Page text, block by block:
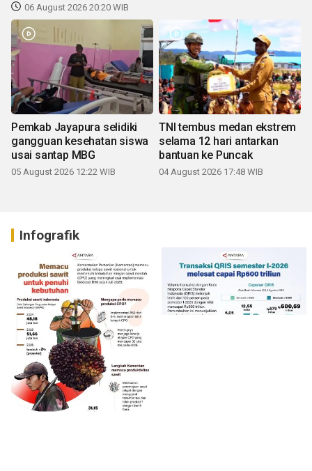
06 August 2026 20:20 WIB
Pemkab Jayapura selidiki
gangguan kesehatan siswa
usai santap MBG
05 August 2026 12:22 WIB
TNI tembus medan ekstrem
selama 12 hari antarkan
bantuan ke Puncak
04 August 2026 17:48 WIB
Infografik